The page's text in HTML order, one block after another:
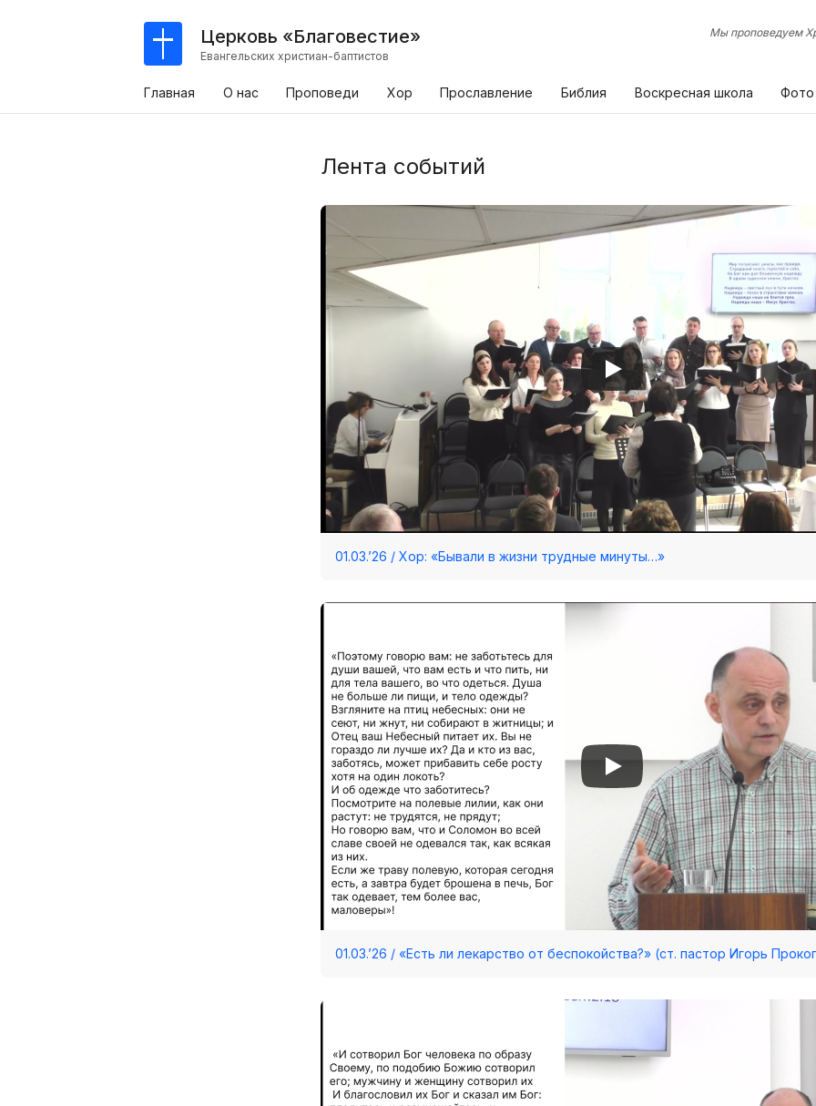
Церковь «Благовестие»
Евангельских христиан-баптистов
Мы проповедуем
Главная О нас Проповеди Хор Прославление Библия Воскресная школа Фото
Лента событий
01.03.’26 / Хор: «Бывали в жизни трудные минуты…»
01.03.’26 / «Есть ли лекарство от беспокойства?» (ст. пастор Игорь